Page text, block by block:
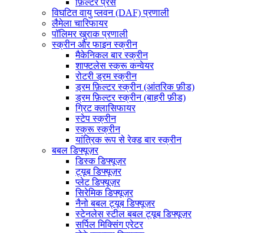
विघटित वायु प्लवन (DAF) प्रणाली
लैमेला चारिफायर
पॉलिमर खुराक प्रणाली
स्क्रीन और फाइन स्क्रीन
मैकेनिकल बार स्क्रीन
शाफ्टलेस स्क्रू कन्वेयर
रोटरी ड्रम स्क्रीन
ड्रम फ़िल्टर स्क्रीन (आंतरिक फ़ीड)
ड्रम फ़िल्टर स्क्रीन (बाहरी फ़ीड)
ग्रिट क्लासिफायर
स्टेप स्क्रीन
स्क्रू स्क्रीन
यांत्रिक रूप से रेक्ड बार स्क्रीन
बबल डिफ्यूज़र
डिस्क डिफ्यूज़र
ट्यूब डिफ्यूज़र
प्लेट डिफ्यूज़र
सिरेमिक डिफ्यूज़र
नैनो बबल ट्यूब डिफ्यूज़र
स्टेनलेस स्टील बबल ट्यूब डिफ्यूज़र
सर्पिल मिक्सिंग एरेटर